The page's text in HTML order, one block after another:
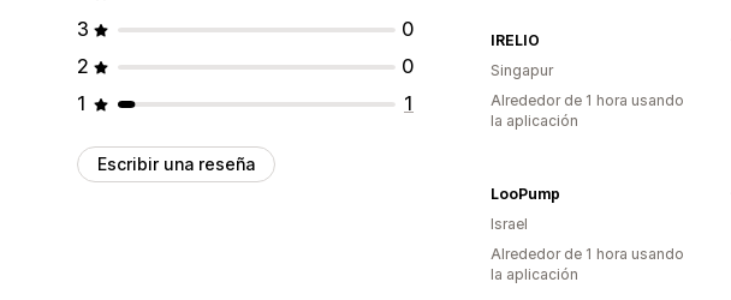
3
0
2
0
1
1
Escribir una reseña
IRELIO
Singapur
Alrededor de 1 hora usando
la aplicación
LooPump
Israel
Alrededor de 1 hora usando
la aplicación